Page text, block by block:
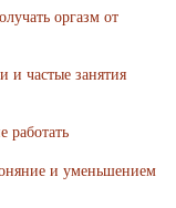
оргазм от
и частые занятия
работать
и уменьшением